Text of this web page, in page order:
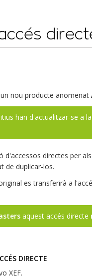
nou producte anomenat
han d'actualitzar-se a
d'accessos directes per
de duplicar-los.
es transferirà a
aquest accés directe
DIRECTE
XEF.